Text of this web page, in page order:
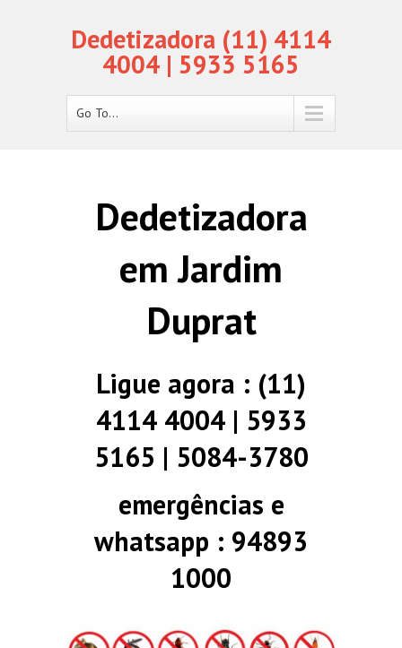
Dedetizadora (11) 4114
4004 | 5933 5165
Go To...
Dedetizadora
em Jardim
Duprat
Ligue agora : (11)
4114 4004 | 5933
5165 | 5084-3780
emergências e
whatsapp : 94893
1000